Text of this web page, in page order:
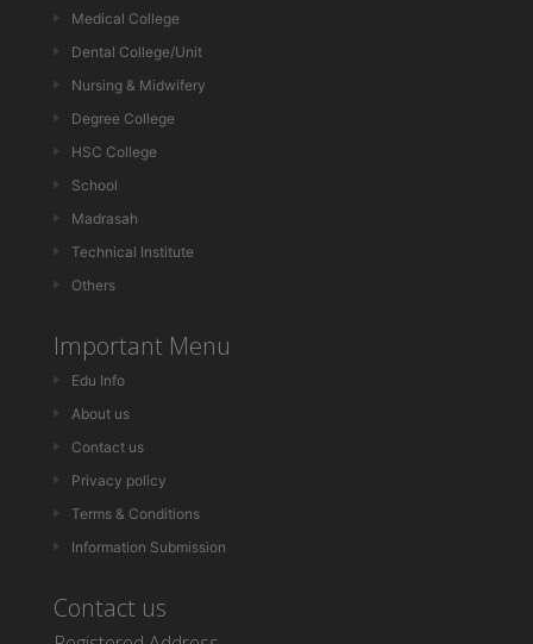
Medical College
Dental College/Unit
Nursing & Midwifery
Degree College
HSC College
School
Madrasah
Technical Institute
Others
Important Menu
Edu Info
About us
Contact us
Privacy policy
Terms & Conditions
Information Submission
Contact us